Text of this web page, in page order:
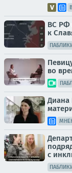
ВС РФ
к
во
Диана
с